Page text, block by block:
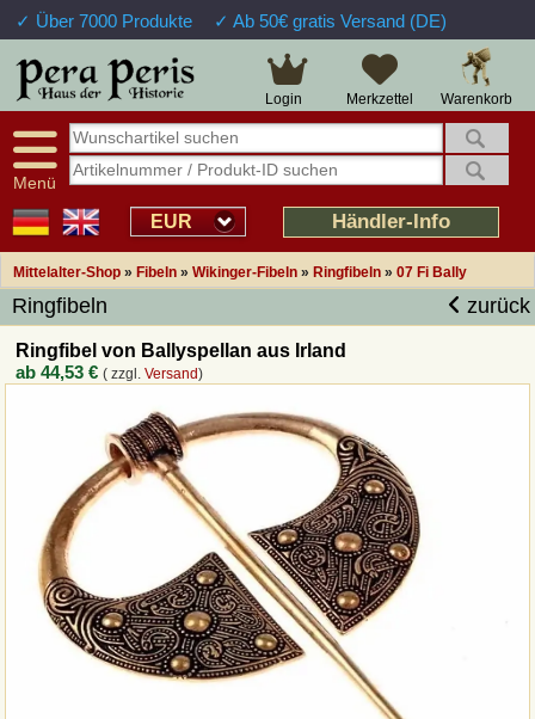
✓ Über 7000 Produkte ✓ Ab 50€ gratis Versand (DE)
Warenkorb
Merkzettel
Login
Menü
EUR Händler-Info
Mittelalter-Shop » Fibeln » Wikinger-Fibeln » Ringfibeln » 07 Fi Bally
Ringfibeln zurück
Ringfibel von Ballyspellan aus Irland
ab44,53 € ( zzgl.Versand)
Große Auswahl
Verfügbarkeitsanzeige
Sendungsverfolgung
Intelligente Navigation
Freundlicher Service
14 Tage Widerrufsrecht
Über 25 Jahre Erfahrung
Schnelle Rücküberweisung
Kulant bei Retouren
Prof. Auftragsabwicklung
Übersicht Mittelalter-Produkte
Impressum
Widerrufsfunktion
Rückruf-Service
Zahlungsweisen
Sepa